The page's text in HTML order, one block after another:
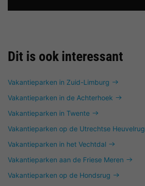
Dit is ook interessant
Vakantieparken in Zuid-Limburg
Vakantieparken in de Achterhoek
Vakantieparken in Twente
Vakantieparken op de Utrechtse Heuvelrug
Vakantieparken in het Vechtdal
Vakantieparken aan de Friese Meren
Vakantieparken op de Hondsrug